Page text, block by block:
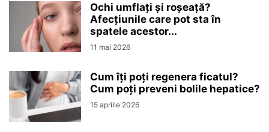
Ochi umflați și roșeață?
Afecțiunile care pot sta în
spatele acestor...
11 mai 2026
Cum îți poți regenera ficatul?
Cum poți preveni bolile hepatice?
15 aprilie 2026